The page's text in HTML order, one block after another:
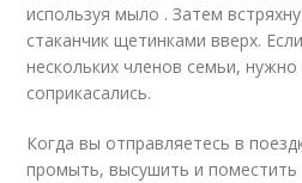
используя мыло . Затем
стаканчик щетинками вверх.
нескольких членов семьи,
соприкасались.
Когда вы отправляетесь в
промыть, высушить и поместить